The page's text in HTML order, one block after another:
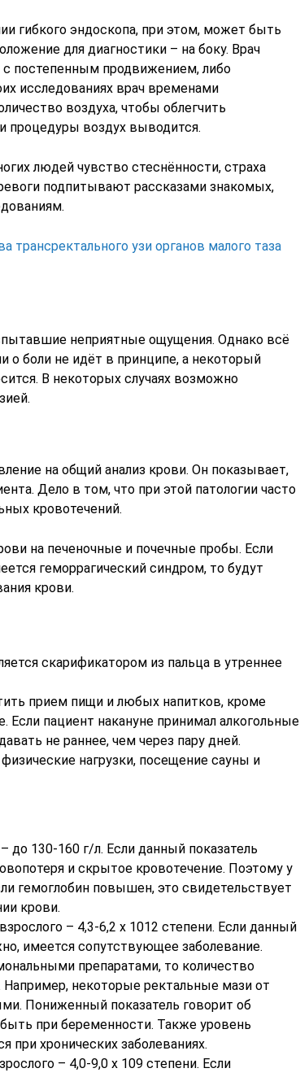
гибкого эндоскопа, при этом, может быть
для диагностики – на боку. Врач
с постепенным продвижением, либо
исследованиях врач временами
воздуха, чтобы облегчить
процедуры воздух выводится.
людей чувство стеснённости, страха
подпитывают рассказами знакомых,
трансректального узи органов малого таза
неприятные ощущения. Однако всё
о боли не идёт в принципе, а некоторый
В некоторых случаях возможно
на общий анализ крови. Он показывает,
Дело в том, что при этой патологии часто
кровотечений.
на печеночные и почечные пробы. Если
геморрагический синдром, то будут
крови.
скарификатором из пальца в утреннее
прием пищи и любых напитков, кроме
Если пациент накануне принимал алкогольные
не раннее, чем через пару дней.
нагрузки, посещение сауны и
до 130-160 г/л. Если данный показатель
и скрытое кровотечение. Поэтому у
гемоглобин повышен, это свидетельствует
крови.
– 4,3-6,2 x 1012 степени. Если данный
имеется сопутствующее заболевание.
препаратами, то количество
Например, некоторые ректальные мази от
Пониженный показатель говорит об
при беременности. Также уровень
хронических заболеваниях.
– 4,0-9,0 x 109 степени. Если